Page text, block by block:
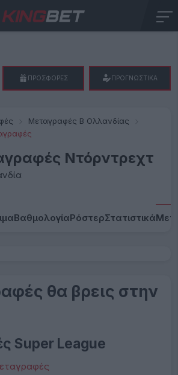
Μεταγραφές Β Ολλανδίας
Ντόρντρεχτ
ΒαθμολογίαΡόστερΣτατιστικά
θα βρεις στην
Super League
ΠΡΟΣΦΟΡΕΣ ΠΡΟΓΝΩΣΤΙΚΑ